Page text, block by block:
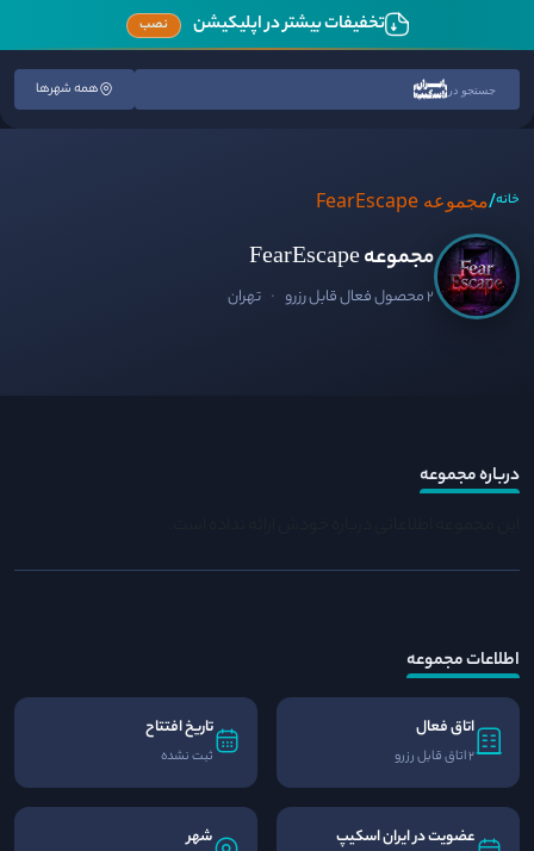
تخفیفات بیشتر در اپلیکیشن نصب
جستجو در همه شهرها
خانه/مجموعه FearEscape
مجموعه FearEscape
2 محصول فعال قابل رزرو · تهران
درباره مجموعه
اطلاعات مجموعه
اتاق فعال
2 اتاق قابل رزرو
تاریخ افتتاح
ثبت نشده
عضویت در ایران اسکیپ شهر